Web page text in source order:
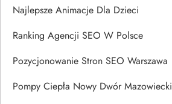
Najlepsze Animacje Dla Dzieci
Ranking Agencji SEO W Polsce
Pozycjonowanie Stron SEO Warszawa
Pompy Ciepła Nowy Dwór Mazowiecki